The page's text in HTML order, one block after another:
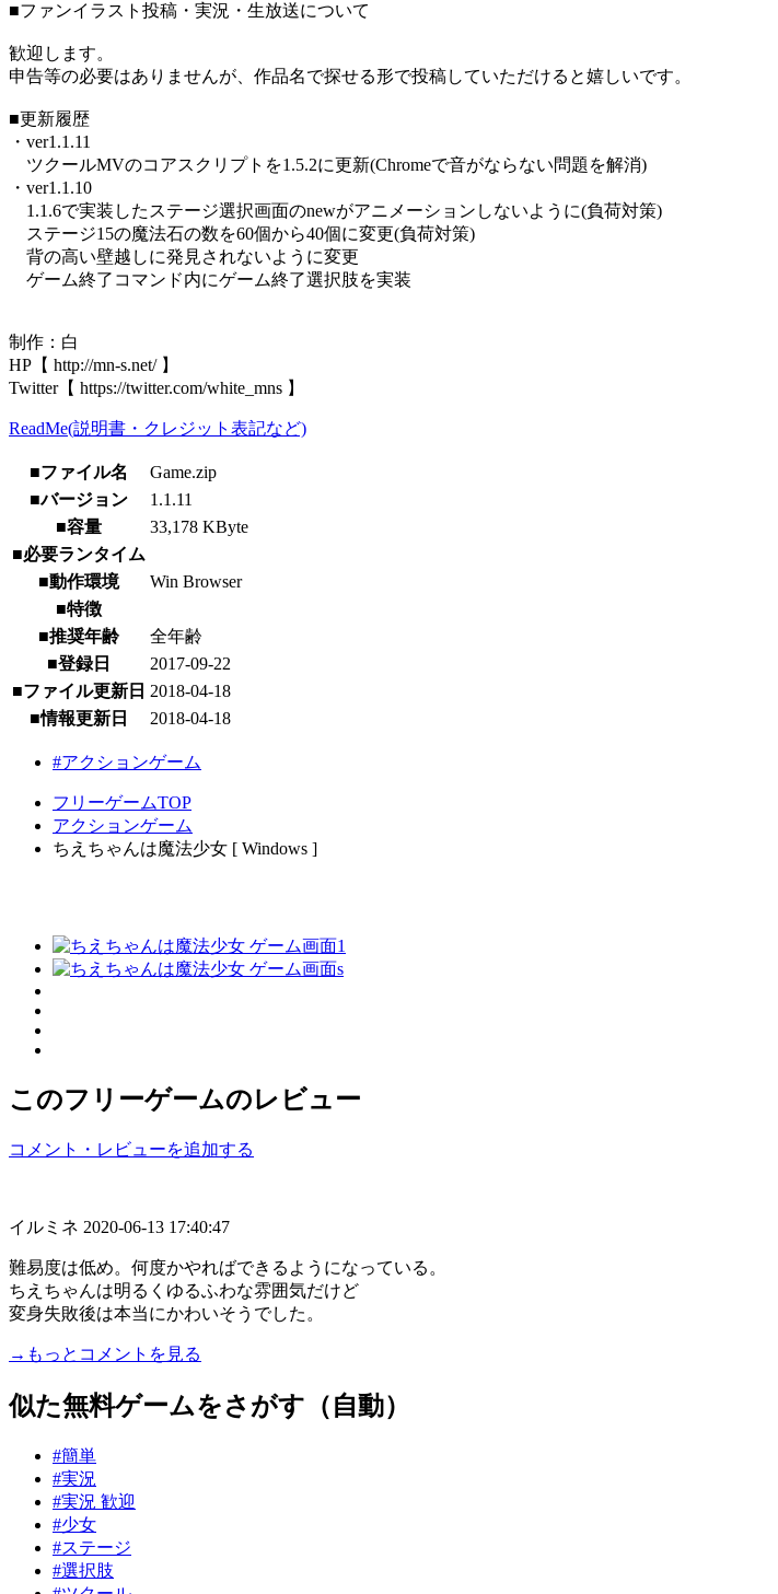
■ファンイラスト投稿・実況・生放送について
歓迎します。
申告等の必要はありませんが、作品名で探せる形で投稿していただけると嬉しいです。
■更新履歴
・ver1.1.11
ツクールMVのコアスクリプトを1.5.2に更新(Chromeで音がならない問題を解消)
・ver1.1.10
1.1.6で実装したステージ選択画面のnewがアニメーションしないように(負荷対策)
ステージ15の魔法石の数を60個から40個に変更(負荷対策)
背の高い壁越しに発見されないように変更
ゲーム終了コマンド内にゲーム終了選択肢を実装
制作：白
HP【 http://mn-s.net/ 】
Twitter【 https://twitter.com/white_mns 】
ReadMe(説明書・クレジット表記など)
■ファイル名
Game.zip
■バージョン
1.1.11
■容量
33,178 KByte
■必要ランタイム
■動作環境
Win Browser
■特徴
■推奨年齢
全年齢
■登録日
2017-09-22
■ファイル更新日 2018-04-18
■情報更新日
2018-04-18
#アクションゲーム
フリーゲームTOP
アクションゲーム
ちえちゃんは魔法少女 [ Windows ]
このフリーゲームのレビュー
コメント・レビューを追加する
イルミネ 2020-06-13 17:40:47
難易度は低め。何度かやればできるようになっている。
ちえちゃんは明るくゆるふわな雰囲気だけど
変身失敗後は本当にかわいそうでした。
→もっとコメントを見る
似た無料ゲームをさがす（自動）
#簡単
#実況
#実況 歓迎
#少女
#ステージ
#選択肢